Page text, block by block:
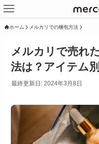
ホーム メルカリでの梱包方法
メルカリで売れ
法は？アイテム
最終更新日: 2024年3月8日